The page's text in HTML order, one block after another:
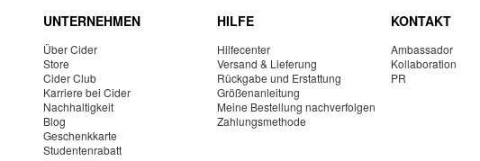
UNTERNEHMEN
Über Cider
Store
Cider Club
Karriere bei Cider
Nachhaltigkeit
Blog
Geschenkkarte
Studentenrabatt
HILFE
Hilfecenter
Versand & Lieferung
Rückgabe und Erstattung
Größenanleitung
Meine Bestellung nachverfolgen
Zahlungsmethode
KONTAKT
Ambassador
Kollaboration
PR